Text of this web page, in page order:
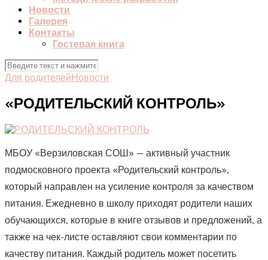
Новости
Галерея
Контакты
Гостевая книга
Для родителейНовости
«РОДИТЕЛЬСКИЙ КОНТРОЛЬ»
МБОУ «Верзиловская СОШ» — активный участник
подмосковного проекта «Родительский контроль»,
который направлен на усиление контроля за качеством
питания. Ежедневно в школу приходят родители наших
обучающихся, которые в книге отзывов и предложений, а
также на чек-листе оставляют свои комментарии по
качеству питания. Каждый родитель может посетить